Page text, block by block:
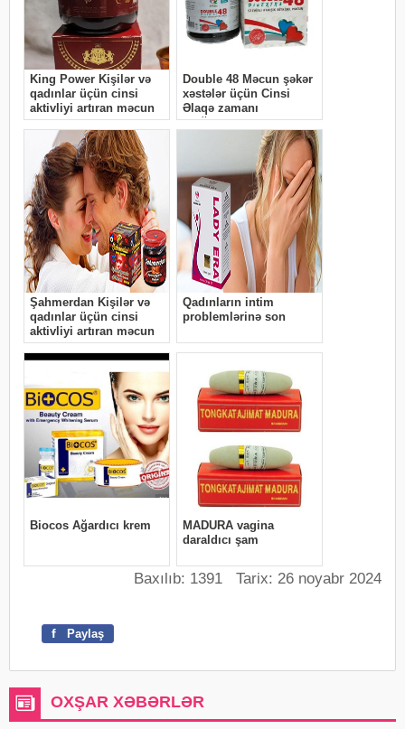
Baxılıb: 1391 Tarix: 26 noyabr 2024
f Paylaş
OXŞAR XƏBƏRLƏR